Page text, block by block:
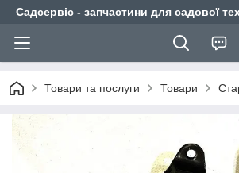
Садсервіс - запчастини для садової
Товари та послуги Товари